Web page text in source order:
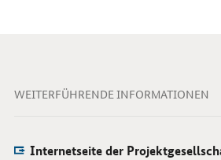
WEITERFÜHRENDE INFORMATIONEN
Internetseite der